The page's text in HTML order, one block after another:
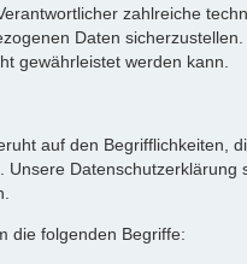
zahlreiche
Daten
gewährleistet werden kann.
auf den Begrifflichkeiten,
die folgenden Begriffe: